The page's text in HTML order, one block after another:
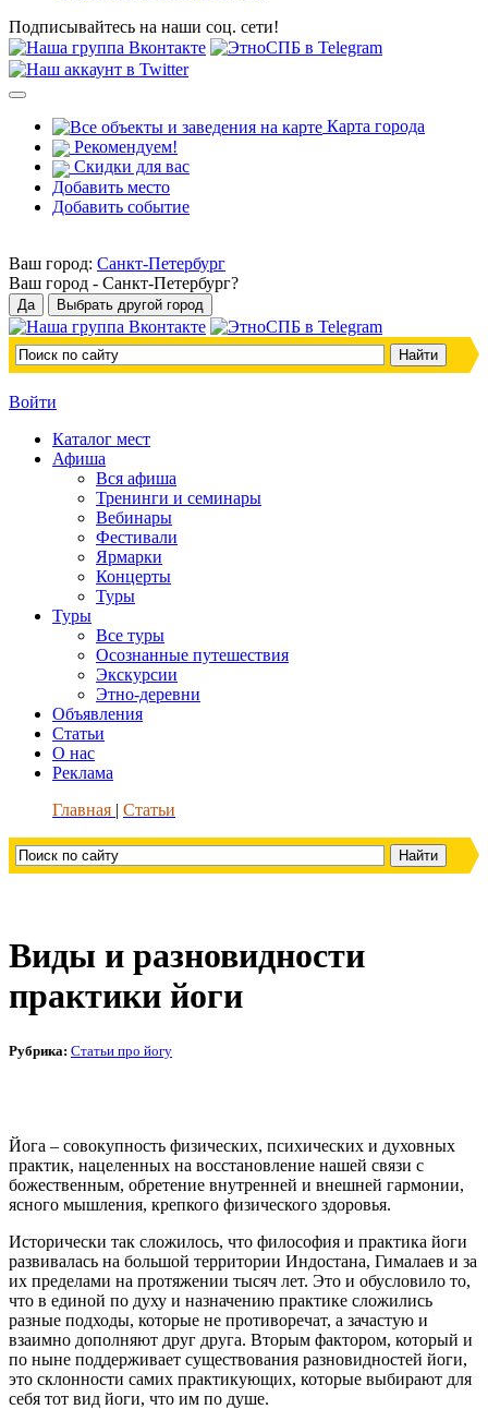
Подписывайтесь на наши соц. сети!
Карта города
Рекомендуем!
Скидки для вас
Добавить место
Добавить событие
Ваш город: Санкт-Петербург
Ваш город - Санкт-Петербург?
Войти
Каталог мест
Афиша
Вся афиша
Тренинги и семинары
Вебинары
Фестивали
Ярмарки
Концерты
Туры
Туры
Все туры
Осознанные путешествия
Экскурсии
Этно-деревни
Объявления
Статьи
О нас
Реклама
Главная
Статьи
Виды и разновидности
практики йоги
Рубрика: Статьи про йогу
Йога – совокупность физических, психических и духовных
практик, нацеленных на восстановление нашей связи с
божественным, обретение внутренней и внешней гармонии,
ясного мышления, крепкого физического здоровья.
Исторически так сложилось, что философия и практика йоги
развивалась на большой территории Индостана, Гималаев и за
их пределами на протяжении тысяч лет. Это и обусловило то,
что в единой по духу и назначению практике сложились
разные подходы, которые не противоречат, а зачастую и
взаимно дополняют друг друга. Вторым фактором, который и
по ныне поддерживает существования разновидностей йоги,
это склонности самих практикующих, которые выбирают для
себя тот вид йоги, что им по душе.